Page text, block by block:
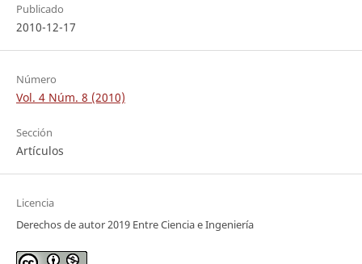
Publicado
2010-12-17
Número
Vol. 4 Núm. 8 (2010)
Sección
Artículos
Licencia
Derechos de autor 2019 Entre Ciencia e Ingeniería